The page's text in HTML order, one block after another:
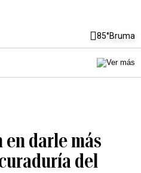
85°Bruma
darle más
del